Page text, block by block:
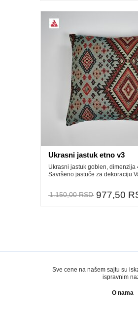
Ukrasni jastuk etno v3
Ukrasni jastuk goblen, dimenzija
Savršeno jastuče za dekoraciju
1.150,00 RSD 977,50
Sve cene na našem sajtu su
ispravnim
O nama